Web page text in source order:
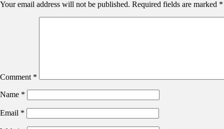
Your email address will not be published. Required fields are marked *
Comment *
Name *
Email *